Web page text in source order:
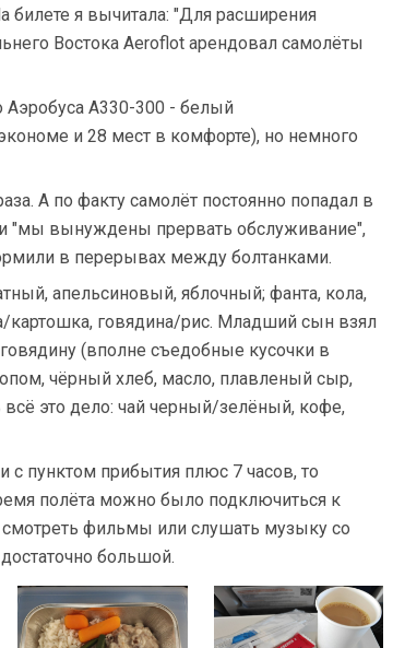
билете я вычитала: "Для расширения
Востока Aeroflot арендовал самолёты
Аэробуса A330-300 - белый
и 28 мест в комфорте), но немного
А по факту самолёт постоянно попадал в
"мы вынуждены прервать обслуживание",
в перерывах между болтанками.
апельсиновый, яблочный; фанта, кола,
картошка, говядина/рис. Младший сын взял
(вполне съедобные кусочки в
чёрный хлеб, масло, плавленый сыр,
всё это дело: чай черный/зелёный, кофе,
с пунктом прибытия плюс 7 часов, то
полёта можно было подключиться к
фильмы или слушать музыку со
большой.